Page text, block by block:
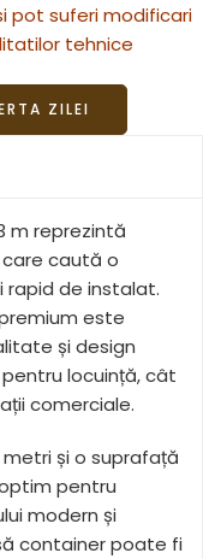
pot suferi modificari
tehnice
ZILEI
m reprezintă
caută o
rapid de instalat.
este
și design
locuință, cât
comerciale.
și o suprafață
pentru
modern și
container poate fi